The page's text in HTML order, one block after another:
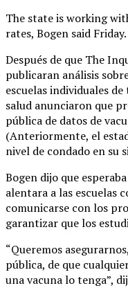
The state is working
rates, Bogen said Friday.
Después de que The
publicaran análisis
escuelas individuales
salud anunciaron que
pública de datos de
(Anteriormente, el
nivel de condado en su
Bogen dijo que
alentara a las escuelas
comunicarse con los
garantizar que los
“Queremos
pública, de que
una vacuna lo tenga”,